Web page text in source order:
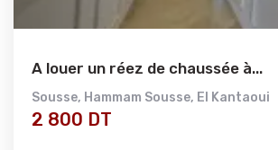
A louer un réez de chaussée à...
Sousse, Hammam Sousse, El Kantaoui
2 800 DT